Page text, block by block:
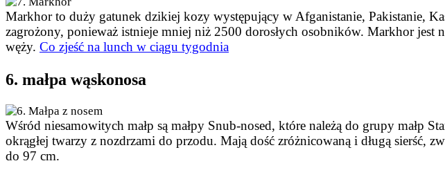
Markhor to duży gatunek dzikiej kozy występujący w Afganistanie, Pakistanie,
zagrożony, ponieważ istnieje mniej niż 2500 dorosłych osobników. Markhor
węży. Co zjeść na lunch w ciągu tygodnia
6. małpa wąskonosa
Wśród niesamowitych małp są małpy Snub-nosed, które należą do grupy małp
okrągłej twarzy z nozdrzami do przodu. Mają dość zróżnicowaną i długą sierść,
do 97 cm.